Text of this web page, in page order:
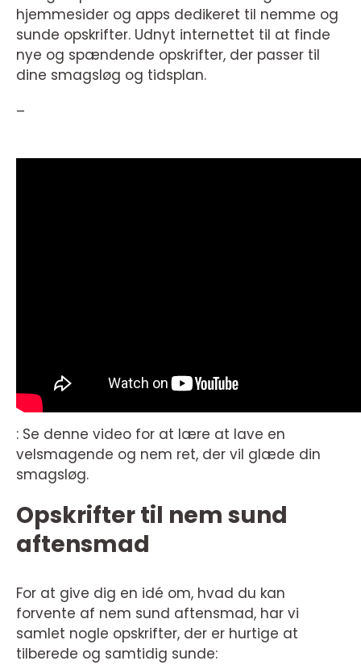
hjemmesider og apps dedikeret til nemme og
sunde opskrifter. Udnyt internettet til at finde
nye og spændende opskrifter, der passer til
dine smagsløg og tidsplan.
–
: Se denne video for at lære at lave en
velsmagende og nem ret, der vil glæde din
smagsløg.
Opskrifter til nem sund
aftensmad
For at give dig en idé om, hvad du kan
forvente af nem sund aftensmad, har vi
samlet nogle opskrifter, der er hurtige at
tilberede og samtidig sunde: